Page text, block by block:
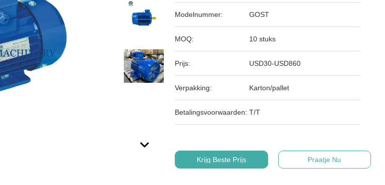
Modelnummer: GOST
MOQ: 10 stuks
Prijs: USD30-USD860
Verpakking: Karton/pallet
Betalingsvoorwaarden: T/T
Krijg Beste Prijs Praatje Nu